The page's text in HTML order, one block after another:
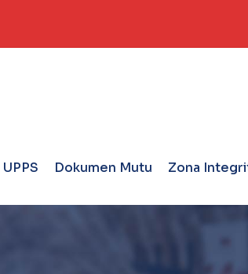
Dokumen Mutu Zona